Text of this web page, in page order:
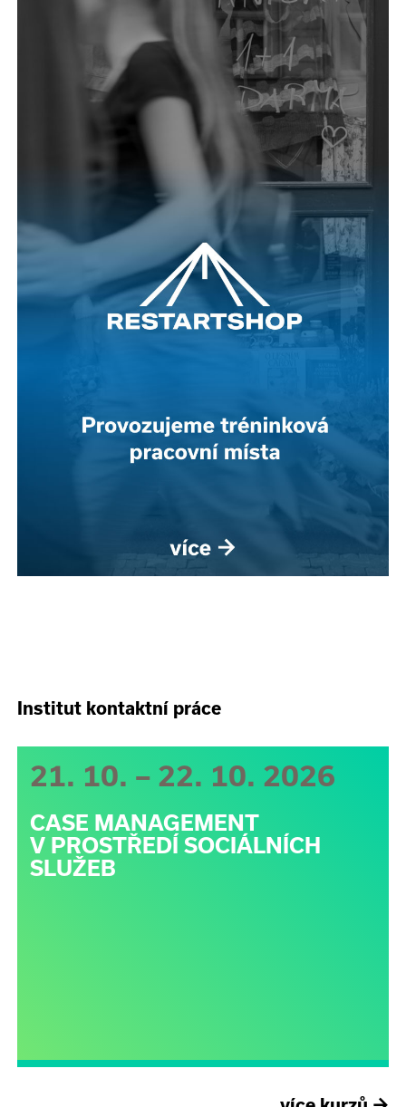
Institut kontaktní práce
21. 10. – 22. 10. 2026
CASE MANAGEMENT
V PROSTŘEDÍ SOCIÁLNÍCH
SLUŽEB